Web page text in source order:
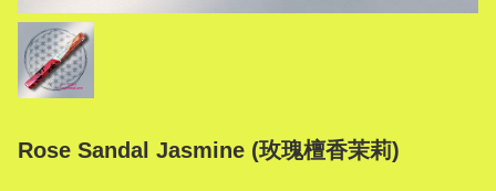
Rose Sandal Jasmine (玫瑰檀香茉莉)